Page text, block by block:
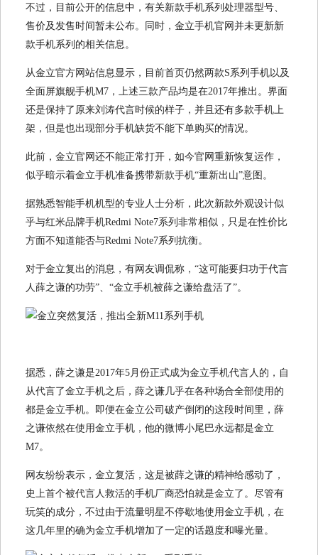
不过，目前公开的信息中，有关新款手机系列处理器型号、
售价及发售时间暂未公布。同时，金立手机官网并未更新新
款手机系列的相关信息。
从金立官方网站信息显示，目前首页仍然两款S系列手机以及
全面屏旗舰手机M7，上述三款产品均是在2017年推出。界面
还是保持了原来刘涛代言时候的样子，并且还有多款手机上
架，但是也出现部分手机缺货不能下单购买的情况。
此前，金立官网还不能正常打开，如今官网重新恢复运作，
似乎暗示着金立手机准备携带新款手机“重新出山”意图。
据熟悉智能手机机型的专业人士分析，此次新款外观设计似
乎与红米品牌手机Redmi Note7系列非常相似，只是在性价比
方面不知道能否与Redmi Note7系列抗衡。
对于金立复出的消息，有网友调侃称，“这可能要归功于代言
人薛之谦的功劳”、“金立手机被薛之谦给盘活了”。
据悉，薛之谦是2017年5月份正式成为金立手机代言人的，自
从代言了金立手机之后，薛之谦几乎在各种场合全部使用的
都是金立手机。即便在金立公司破产倒闭的这段时间里，薛
之谦依然在使用金立手机，他的微博小尾巴永远都是金立
M7。
网友纷纷表示，金立复活，这是被薛之谦的精神给感动了，
史上首个被代言人救活的手机厂商恐怕就是金立了。尽管有
玩笑的成分，不过由于流量明星不停歇地使用金立手机，在
这几年里的确为金立手机增加了一定的话题度和曝光量。